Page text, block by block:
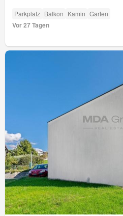
Parkplatz Balkon Kamin Garten
Vor 27 Tagen